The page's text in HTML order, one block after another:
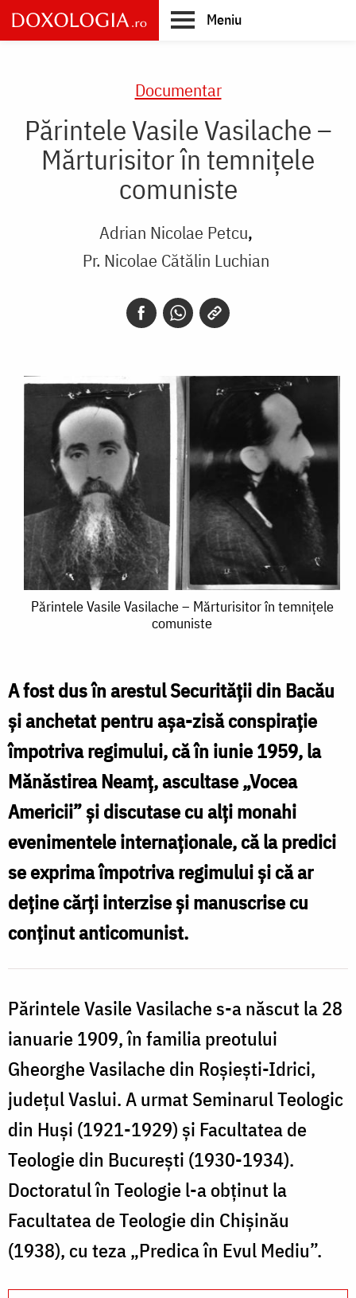
Skip
to
main
Meniu
Documentar
Părintele Vasile Vasilache –
Mărturisitor în temnițele
comuniste
Adrian Nicolae Petcu
Pr. Nicolae Cătălin Luchian
Părintele
–
Mărturisitor
în
temnițele
comuniste
Părintele Vasile Vasilache – Mărturisitor în temnițele
comuniste
A fost dus în arestul Securității din Bacău
și anchetat pentru așa-zisă conspirație
împotriva regimului, că în iunie 1959, la
Mănăstirea Neamț, ascultase „Vocea
Americii” și discutase cu alți monahi
evenimentele internaționale, că la predici
se exprima împotriva regimului și că ar
deține cărți interzise și manuscrise cu
conținut anticomunist.
Părintele Vasile Vasilache s-a născut la 28
ianuarie 1909, în familia preotului
Gheorghe Vasilache din Roșiești-Idrici,
județul Vaslui. A urmat Seminarul Teologic
din Huși (1921-1929) și Facultatea de
Teologie din București (1930-1934).
Doctoratul în Teologie l-a obținut la
Facultatea de Teologie din Chișinău
(1938), cu teza „Predica în Evul Mediu”.